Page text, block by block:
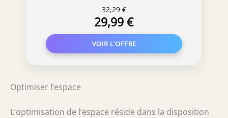
32,29 €
29,99 €
Optimiser l’espace
L’optimisation de l’espace réside dans la disposition